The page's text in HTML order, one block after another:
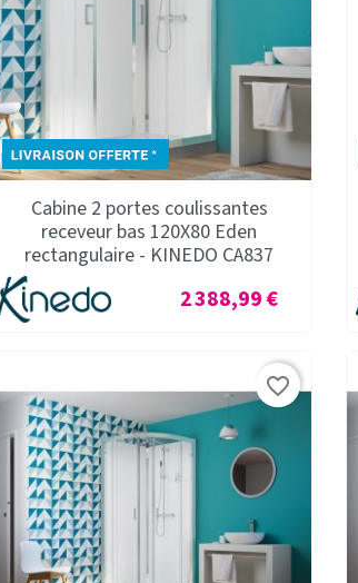
Cabine 2 portes coulissantes
receveur bas 120X80 Eden
rectangulaire - KINEDO CA837
Prix
2 388,99 €
favorite_border